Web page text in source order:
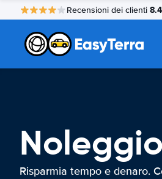
Recensioni dei clienti 8.4
Risparmia tempo e denaro.